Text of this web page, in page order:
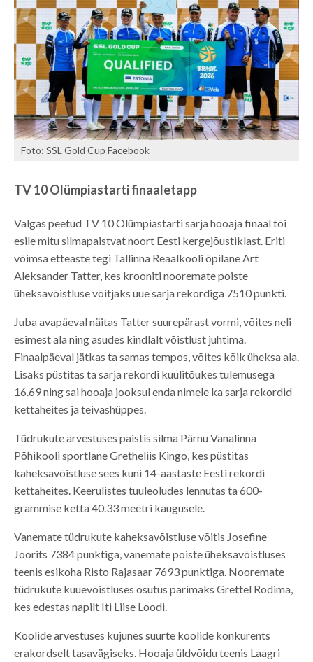
Foto: SSL Gold Cup Facebook
TV 10 Olümpiastarti finaaletapp
Valgas peetud TV 10 Olümpiastarti sarja hooaja finaal tõi
esile mitu silmapaistvat noort Eesti kergejõustiklast. Eriti
võimsa etteaste tegi Tallinna Reaalkooli õpilane Art
Aleksander Tatter, kes krooniti nooremate poiste
üheksavõistluse võitjaks uue sarja rekordiga 7510 punkti.
Juba avapäeval näitas Tatter suurepärast vormi, võites neli
esimest ala ning asudes kindlalt võistlust juhtima.
Finaalpäeval jätkas ta samas tempos, võites kõik üheksa ala.
Lisaks püstitas ta sarja rekordi kuulitõukes tulemusega
16.69 ning sai hooaja jooksul enda nimele ka sarja rekordid
kettaheites ja teivashüppes.
Tüdrukute arvestuses paistis silma Pärnu Vanalinna
Põhikooli sportlane Gretheliis Kingo, kes püstitas
kaheksavõistluse sees kuni 14-aastaste Eesti rekordi
kettaheites. Keerulistes tuuleoludes lennutas ta 600-
grammise ketta 40.33 meetri kaugusele.
Vanemate tüdrukute kaheksavõistluse võitis Josefine
Joorits 7384 punktiga, vanemate poiste üheksavõistluses
teenis esikoha Risto Rajasaar 7693 punktiga. Nooremate
tüdrukute kuuevõistluses osutus parimaks Grettel Rodima,
kes edestas napilt Iti Liise Loodi.
Koolide arvestuses kujunes suurte koolide konkurents
erakordselt tasavägiseks. Hooaja üldvõidu teenis Laagri